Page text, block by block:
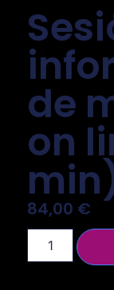
de
on
84,00 €